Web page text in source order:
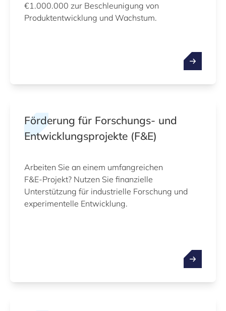
€1.000.000 zur Beschleunigung von
Produktentwicklung und Wachstum.
Förderung für Forschungs‑ und
Entwicklungsprojekte (F&E)
Arbeiten Sie an einem umfangreichen
F&E‑Projekt? Nutzen Sie finanzielle
Unterstützung für industrielle Forschung und
experimentelle Entwicklung.